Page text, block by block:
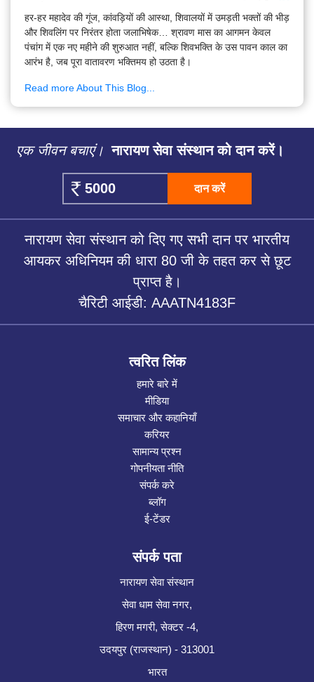
हर-हर महादेव की गूंज, कांवड़ियों की आस्था, शिवालयों में उमड़ती भक्तों की भीड़
और शिवलिंग पर निरंतर होता जलाभिषेक… श्रावण मास का आगमन केवल
पंचांग में एक नए महीने की शुरुआत नहीं, बल्कि शिवभक्ति के उस पावन काल का
आरंभ है, जब पूरा वातावरण भक्तिमय हो उठता है।
Read more About This Blog...
एक जीवन बचाएं। नारायण सेवा संस्थान को दान करें।
दान करें
नारायण सेवा संस्थान को दिए गए सभी दान पर भारतीय
आयकर अधिनियम की धारा 80 जी के तहत कर से छूट
प्राप्त है।
चैरिटी आईडी: AAATN4183F
त्वरित लिंक
हमारे बारे में
मीडिया
समाचार और कहानियाँ
करियर
सामान्य प्रश्न
गोपनीयता नीति
संपर्क करे
ब्लॉग
ई-टेंडर
संपर्क पता
नारायण सेवा संस्थान
सेवा धाम सेवा नगर,
हिरण मगरी, सेक्टर -4,
उदयपुर (राजस्थान) - 313001
भारत